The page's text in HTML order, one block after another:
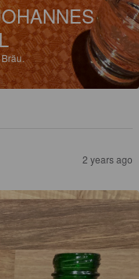
2 years ago